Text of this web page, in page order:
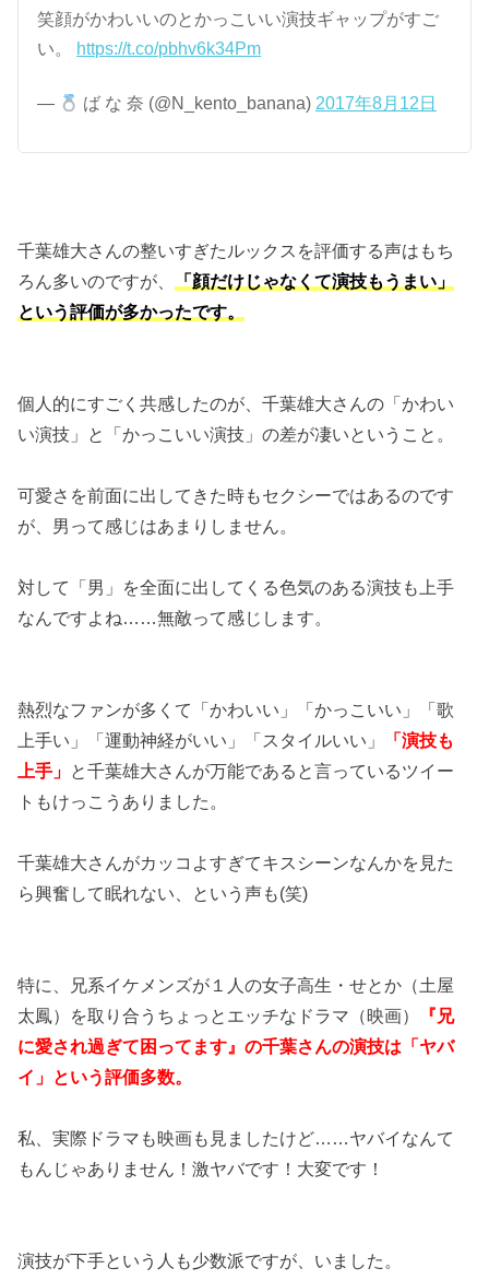
笑顔がかわいいのとかっこいい演技ギャップがすご
い。
https://t.co/pbhv6k34Pm
— ば な 奈 (@N_kento_banana) 2017年8月12日
千葉雄大さんの整いすぎたルックスを評価する声はもち
ろん多いのですが、
「顔だけじゃなくて演技もうまい」
という評価が多かったです。
個人的にすごく共感したのが、千葉雄大さんの「かわい
い演技」と「かっこいい演技」の差が凄いということ。
可愛さを前面に出してきた時もセクシーではあるのです
が、男って感じはあまりしません。
対して「男」を全面に出してくる色気のある演技も上手
なんですよね……無敵って感じします。
熱烈なファンが多くて「かわいい」「かっこいい」「歌
上手い」「運動神経がいい」「スタイルいい」
「演技も
上手」 と千葉雄大さんが万能であると言っているツイー
トもけっこうありました。
千葉雄大さんがカッコよすぎてキスシーンなんかを見た
ら興奮して眠れない、という声も(笑)
特に、兄系イケメンズが１人の女子高生・せとか（土屋
太鳳）を取り合うちょっとエッチなドラマ（映画）
『兄
に愛され過ぎて困ってます』の千葉さんの演技は「ヤバ
イ」という評価多数。
私、実際ドラマも映画も見ましたけど……ヤバイなんて
もんじゃありません！激ヤバです！大変です！
演技が下手という人も少数派ですが、いました。